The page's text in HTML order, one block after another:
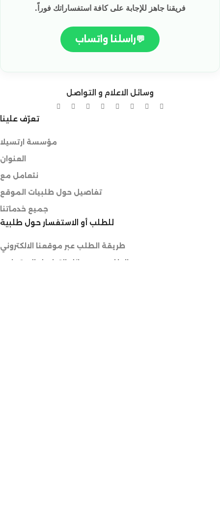
فريقنا جاهز للإجابة على كافة استفساراتك فوراً.
💬راسلنا واتساب
وسائل الاعلام و التواصل
تعرّف علينا
مؤسسة ارتسيلا
العنوان
نتعامل مع
تفاصيل حول طلبيات الموقع
جميع خدماتنا
للطلب أو الاستفسار حول طلبية
طريقة الطلب عبر موقعنا الالكتروني
الطلب عبر وسائل التواصل الاجتماعي